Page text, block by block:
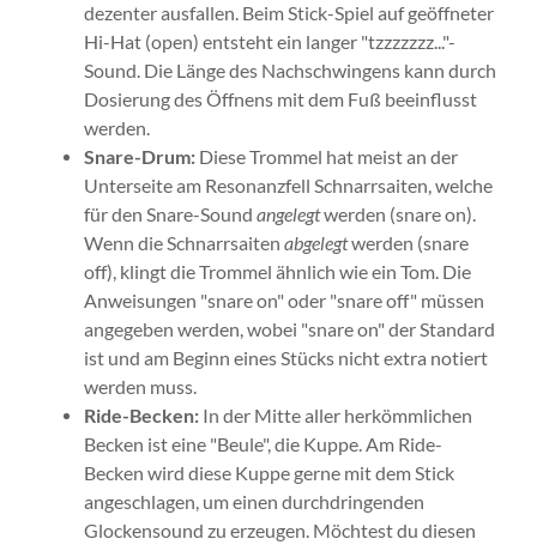
dezenter ausfallen. Beim Stick-Spiel auf geöffneter
Hi-Hat (open) entsteht ein langer "tzzzzzzz..."-
Sound. Die Länge des Nachschwingens kann durch
Dosierung des Öffnens mit dem Fuß beeinflusst
werden.
Snare-Drum:Diese Trommel hat meist an der
Unterseite am Resonanzfell Schnarrsaiten, welche
für den Snare-Sound angelegtwerden (snare on).
Wenn die Schnarrsaiten abgelegtwerden (snare
off), klingt die Trommel ähnlich wie ein Tom. Die
Anweisungen "snare on" oder "snare off" müssen
angegeben werden, wobei "snare on" der Standard
ist und am Beginn eines Stücks nicht extra notiert
werden muss.
Ride-Becken:In der Mitte aller herkömmlichen
Becken ist eine "Beule", die Kuppe. Am Ride-
Becken wird diese Kuppe gerne mit dem Stick
angeschlagen, um einen durchdringenden
Glockensound zu erzeugen. Möchtest du diesen